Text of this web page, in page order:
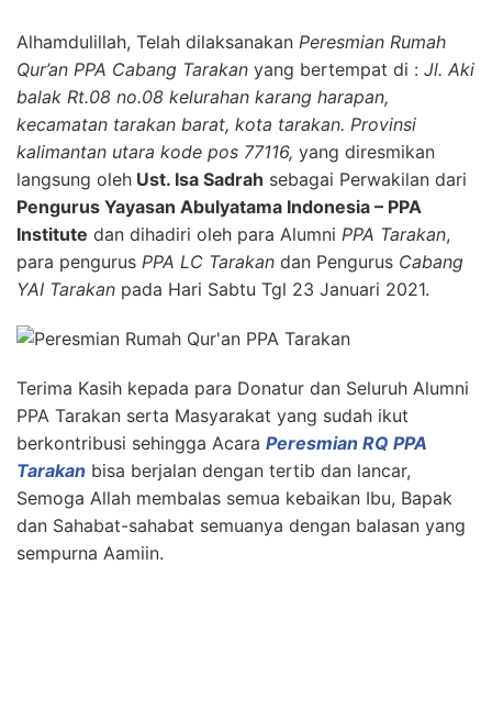
Alhamdulillah, Telah dilaksanakan Peresmian Rumah
Qur’an PPA Cabang Tarakan yang bertempat di : Jl. Aki
balak Rt.08 no.08 kelurahan karang harapan,
kecamatan tarakan barat, kota tarakan. Provinsi
kalimantan utara kode pos 77116, yang diresmikan
langsung oleh Ust. Isa Sadrah sebagai Perwakilan dari
Pengurus Yayasan Abulyatama Indonesia – PPA
Institute dan dihadiri oleh para Alumni PPA Tarakan,
para pengurus PPA LC Tarakan dan Pengurus Cabang
YAI Tarakan pada Hari Sabtu Tgl 23 Januari 2021.
Terima Kasih kepada para Donatur dan Seluruh Alumni
PPA Tarakan serta Masyarakat yang sudah ikut
berkontribusi sehingga Acara Peresmian RQ PPA
Tarakan bisa berjalan dengan tertib dan lancar,
Semoga Allah membalas semua kebaikan Ibu, Bapak
dan Sahabat-sahabat semuanya dengan balasan yang
sempurna Aamiin.